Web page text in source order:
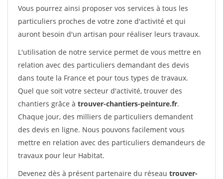
Vous pourrez ainsi proposer vos services à tous les
particuliers proches de votre zone d'activité et qui
auront besoin d'un artisan pour réaliser leurs travaux.
L'utilisation de notre service permet de vous mettre en
relation avec des particuliers demandant des devis
dans toute la France et pour tous types de travaux.
Quel que soit votre secteur d'activité, trouver des
chantiers grâce à trouver-chantiers-peinture.fr.
Chaque jour, des milliers de particuliers demandent
des devis en ligne. Nous pouvons facilement vous
mettre en relation avec des particuliers demandeurs de
travaux pour leur Habitat.
Devenez dès à présent partenaire du réseau trouver-